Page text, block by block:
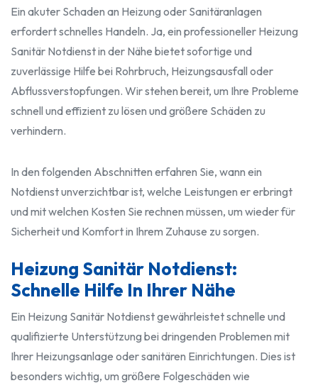
Ein akuter Schaden an Heizung oder Sanitäranlagen
erfordert schnelles Handeln. Ja, ein professioneller Heizung
Sanitär Notdienst in der Nähe bietet sofortige und
zuverlässige Hilfe bei Rohrbruch, Heizungsausfall oder
Abflussverstopfungen. Wir stehen bereit, um Ihre Probleme
schnell und effizient zu lösen und größere Schäden zu
verhindern.
In den folgenden Abschnitten erfahren Sie, wann ein
Notdienst unverzichtbar ist, welche Leistungen er erbringt
und mit welchen Kosten Sie rechnen müssen, um wieder für
Sicherheit und Komfort in Ihrem Zuhause zu sorgen.
Heizung Sanitär Notdienst:
Schnelle Hilfe In Ihrer Nähe
Ein Heizung Sanitär Notdienst gewährleistet schnelle und
qualifizierte Unterstützung bei dringenden Problemen mit
Ihrer Heizungsanlage oder sanitären Einrichtungen. Dies ist
besonders wichtig, um größere Folgeschäden wie